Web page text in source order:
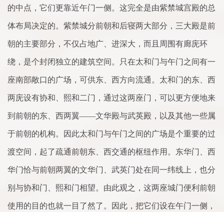
的中点，它们更靠近午门一侧。这完全是由紫禁城宫殿的总
体布局决定的。紫禁城分前朝和后寝两大部分，三大殿是前
朝的主要部分，不仅占地广、进深大，而且周围有廊庑环
绕，是个封闭独立的建筑空间。只在太和门与午门之间有一
座南部敞口的广场，可供东、西方向流通。太和门的东、西
两庑设有协和、熙和二门，通过这两座门，可以更方便地来
到前朝的东、西两翼——文华殿与武英殿，以及其他一些属
于前朝的机构。因此太和门与午门之间的广场是个重要的过
渡空间，起了疏通前朝东、西交通的枢纽作用。东华门、西
华门恰与前朝两翼的文华门、武英门处在同一纬线上，也分
别与协和门、熙和门相望。由此观之，这两座城门便利前朝
使用的目的也就一目了然了。因此，把它们设在午门一侧，